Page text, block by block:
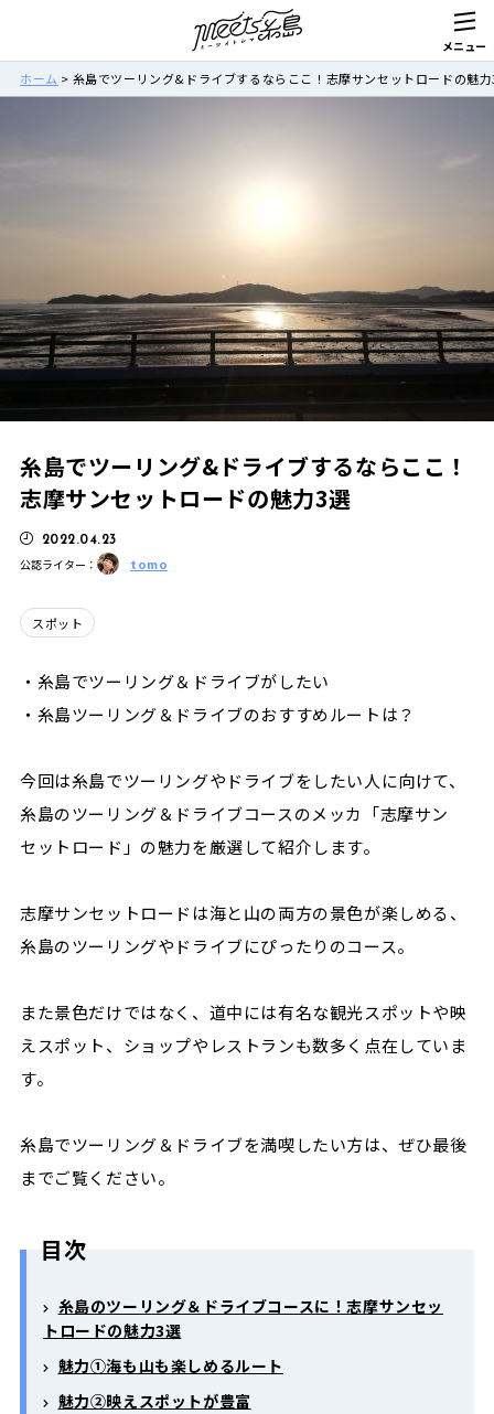
ホーム > 糸島でツーリング&ドライブするならここ！志摩サンセットロードの魅
糸島でツーリング&ドライブするならここ！
志摩サンセットロードの魅力3選
2022.04.23
公認ライター： tomo
スポット
・糸島でツーリング＆ドライブがしたい
・糸島ツーリング＆ドライブのおすすめルートは？
今回は糸島でツーリングやドライブをしたい人に向けて、
糸島のツーリング＆ドライブコースのメッカ「志摩サン
セットロード」の魅力を厳選して紹介します。
志摩サンセットロードは海と山の両方の景色が楽しめる、
糸島のツーリングやドライブにぴったりのコース。
また景色だけではなく、道中には有名な観光スポットや映
えスポット、ショップやレストランも数多く点在していま
す。
糸島でツーリング＆ドライブを満喫したい方は、ぜひ最後
までご覧ください。
目次
糸島のツーリング＆ドライブコースに！志摩サンセッ
トロードの魅力3選
魅力①海も山も楽しめるルート
魅力②映えスポットが豊富